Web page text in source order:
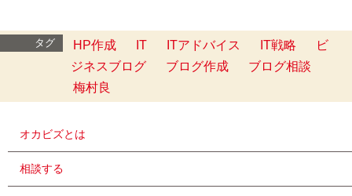
タグ HP作成 IT ITアドバイス IT戦略
ビ
ジネスブログ
ブログ作成
ブログ相談
梅村良
オカビズとは
相談する